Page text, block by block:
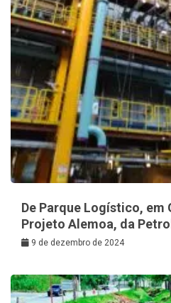
De Parque Logístico, em
Projeto Alemoa, da
9 de dezembro de 2024